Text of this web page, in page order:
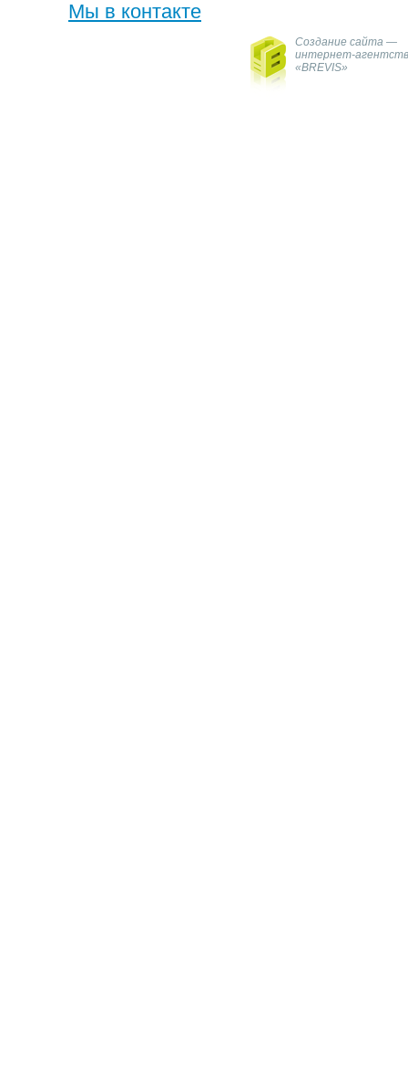
Мы в контакте
Создание сайта —
интернет-
«BREVIS»